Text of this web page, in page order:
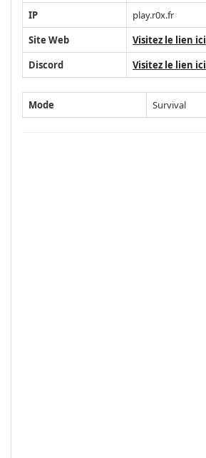
IP
play.r0x.fr
Site Web
Visitez le lien ici
Discord
Visitez le lien ici
Mode Survival